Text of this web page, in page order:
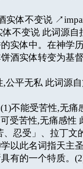
实体不变说
体不变说 此词源
实体中。在神学
酒实体转变为基
,公平无私 此词源
(1)不能受苦性,无
受苦性,无痛感性
、忍受」、拉丁文
以此名词指天主
有的一个特质。